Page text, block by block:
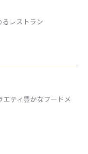
レストラン
ティ豊かなフードメ